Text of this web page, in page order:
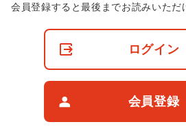
非
会員登録すると最後までお読みいただ
ログイン
会員登録